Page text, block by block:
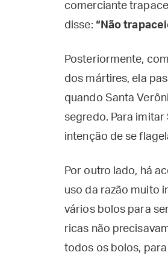
comerciante
disse: “Não
Posteriormente,
dos mártires, ela
quando Santa
segredo. Para imitar
intenção de se
Por outro lado, há
uso da razão muito
vários bolos para
ricas não
todos os bolos,